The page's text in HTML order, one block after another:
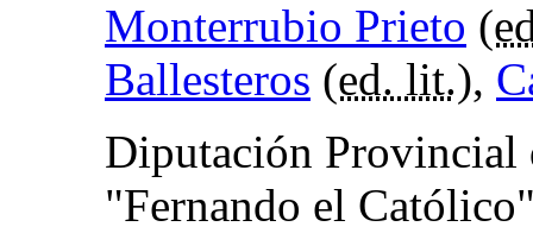
Monterrubio Prieto (
Ballesteros (ed. lit.),
Diputación Provincial
"Fernando el